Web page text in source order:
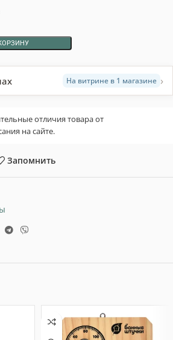
На витрине в 1 магазине ›
отличия товара от
на сайте.
Запомнить